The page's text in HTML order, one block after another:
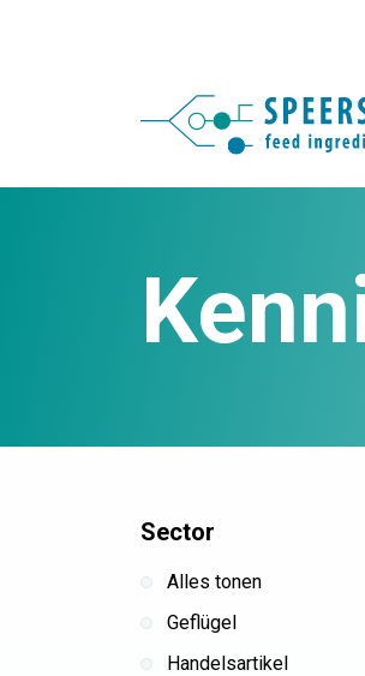
Sector
Alles tonen
Geflügel
Handelsartikel